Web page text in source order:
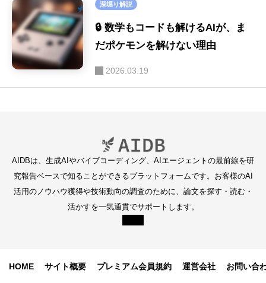
深堀り解説
🔒 数学もコードも解けるAIが、ま
だポケモンを解けない理由
2026.03.19
AIDBは、生成AIやバイブコーディング、AIエージェントの最前線を研
究報告ベースで知ることができるプラットフォームです。お客様のAI
活用のノウハウ獲得や技術動向の調査のために、論文を探す・読む・
活かすを一気通貫でサポートします。
HOME サイト概要 プレミアム会員規約 運営会社 お問い合